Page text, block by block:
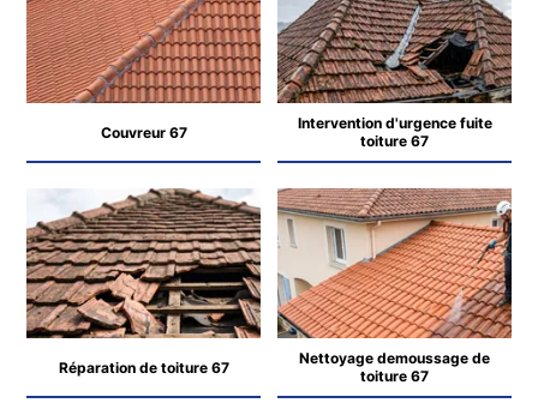
Couvreur 67
Intervention d'urgence fuite
toiture 67
Réparation de toiture 67
Nettoyage demoussage de
toiture 67